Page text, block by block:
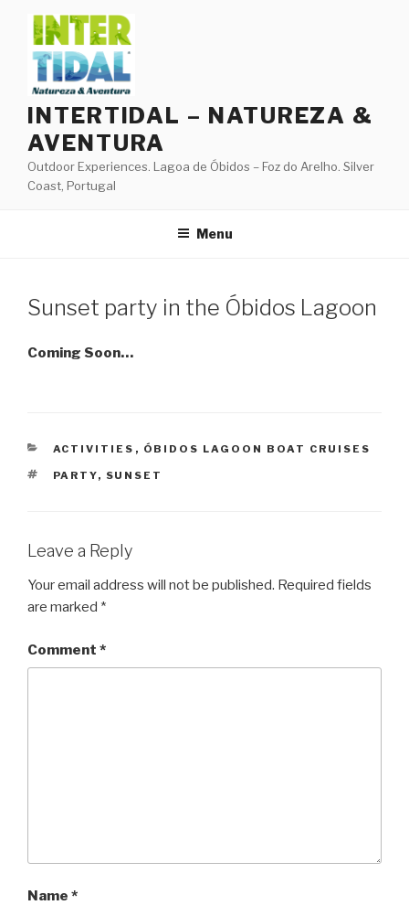
content
INTERTIDAL – NATUREZA &
AVENTURA
Outdoor Experiences. Lagoa de Óbidos – Foz do Arelho. Silver
Coast, Portugal
Menu
Sunset party in the Óbidos Lagoon
Coming Soon…
CATEGORIES
ACTIVITIES , ÓBIDOS LAGOON BOAT CRUISES
TAGS
PARTY, SUNSET
Leave a Reply
Your email address will not be published. Required fields
are marked *
Comment *
Name *